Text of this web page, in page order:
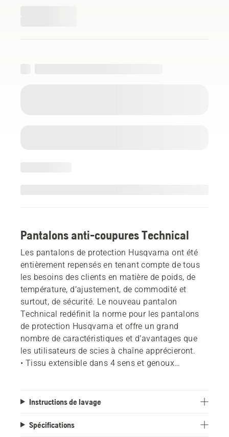
Pantalons anti-coupures Technical
Les pantalons de protection Husqvarna ont été
entièrement repensés en tenant compte de tous
les besoins des clients en matière de poids, de
température, d’ajustement, de commodité et
surtout, de sécurité. Le nouveau pantalon
Technical redéfinit la norme pour les pantalons
de protection Husqvarna et offre un grand
nombre de caractéristiques et d’avantages que
les utilisateurs de scies à chaîne apprécieront.
• Tissu extensible dans 4 sens et genoux
• Zones d’aération (jambes, poches arrière) pour
• Conception légère pour le confort toute la
Instructions de lavage
Spécifications